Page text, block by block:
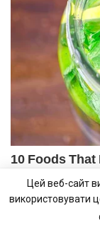
Цей веб-сайт
використовувати